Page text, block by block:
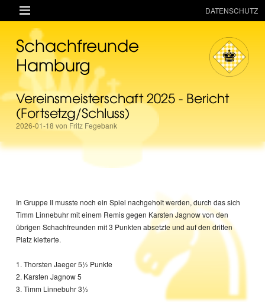

AKTUELLES
RESSOURCEN
VEREIN
MANNSCHAFTEN
TURNIERE
TERMINE
Schachfreunde
Hamburg
Vereinsmeisterschaft 2025 - Bericht
(Fortsetzg/Schluss)
2026-01-18 von Fritz Fegebank
In Gruppe II musste noch ein Spiel nachgeholt werden, durch das sich
Timm Linnebuhr mit einem Remis gegen Karsten Jagnow von den
übrigen Schachfreunden mit 3 Punkten absetzte und auf den dritten
Platz kletterte.
1. Thorsten Jaeger 5½ Punkte
2. Karsten Jagnow 5
3. Timm Linnebuhr 3½
DATENSCHUTZ